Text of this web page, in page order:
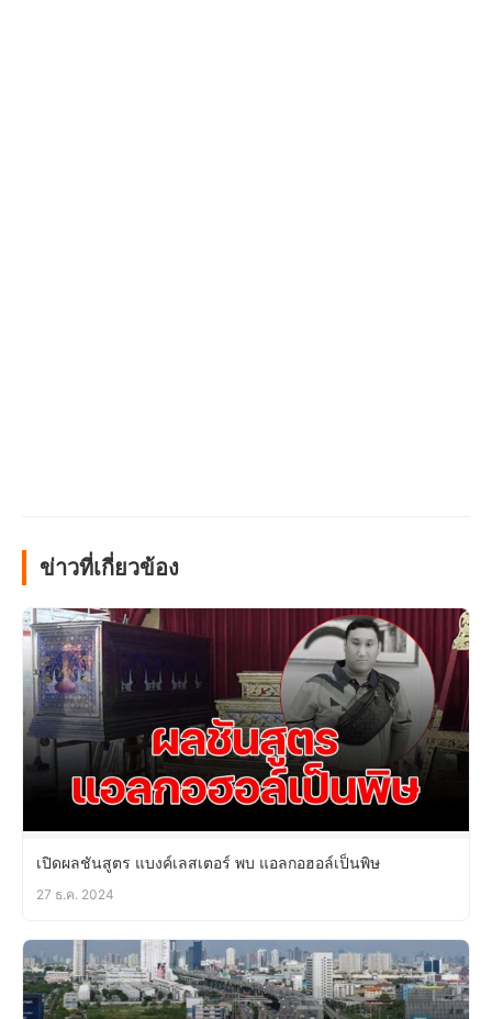
ข่าวที่เกี่ยวข้อง
เปิดผลชันสูตร แบงค์เลสเตอร์ พบ แอลกอฮอล์เป็นพิษ
27 ธ.ค. 2024